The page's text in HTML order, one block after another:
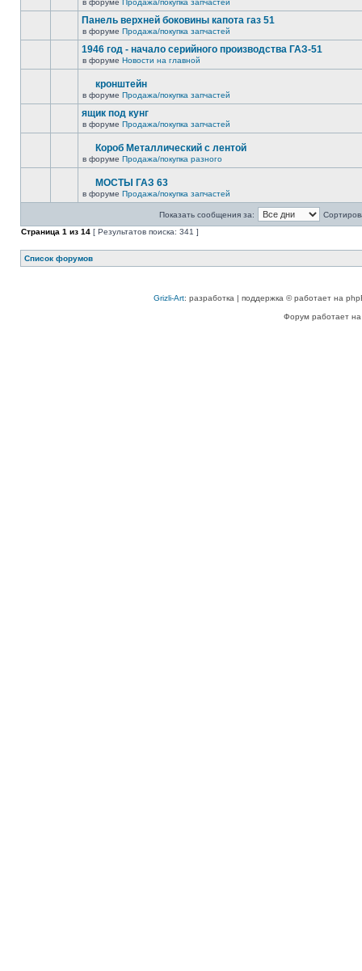
в форуме Продажа/покупка запчастей
Панель верхней боковины капота газ 51
в форуме Продажа/покупка запчастей
1946 год - начало серийного производства ГАЗ-51
в форуме Новости на главной
кронштейн
в форуме Продажа/покупка запчастей
ящик под кунг
в форуме Продажа/покупка запчастей
Короб Металлический с лентой
в форуме Продажа/покупка разного
МОСТЫ ГАЗ 63
в форуме Продажа/покупка запчастей
Показать сообщения за:
Страница 1 из 14 [ Результатов поиска: 341 ]
Список форумов
Grizli-Art: разработка | поддержка © работает на
Форум работает